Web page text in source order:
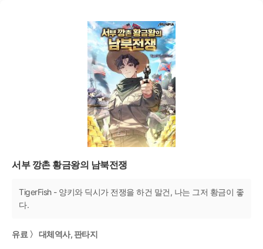
서부 깡촌 황금왕의 남북전쟁
TigerFish - 양키와 딕시가 전쟁을 하건 말건, 나는 그저 황금이 좋
다.
유료 〉 대체역사, 판타지